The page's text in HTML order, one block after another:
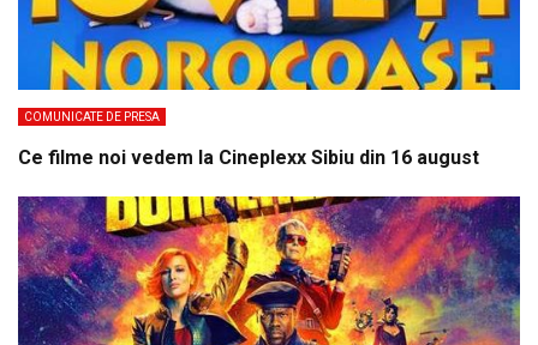
COMUNICATE DE PRESA
Ce filme noi vedem la Cineplexx Sibiu din 16 august